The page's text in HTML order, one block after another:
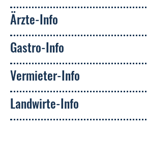
Ärzte-Info
Gastro-Info
Vermieter-Info
Landwirte-Info